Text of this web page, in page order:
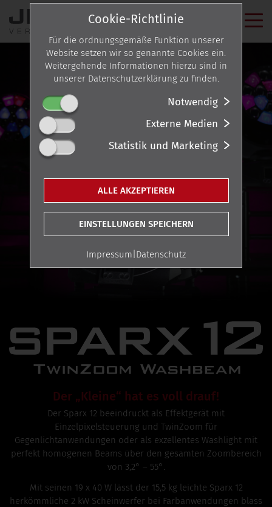
Der „Kleine“ hat es voll drauf!
Der Sparx 12 beeindruckt als Effektgerät mit
Einzelpixelsteuerung und TwinZoom für
Gegenlichtanwendungen oder als exzellentes Washlight mit
perfekt homogenen Beams über den gesamten Zoombereich
von 3,2° – 55°.
Mit seinen 19 x 40 W lässt der 15,5 kg leichte Sparx 12
herkömmliche 2 kW Scheinwerfer bei Farbanwendungen blass
Cookie-Richtlinie
Für die ordnungsgemäße Funktion unserer
Website setzen wir so genannte Cookies ein.
Weitergehende Informationen hierzu sind in
unserer Datenschutzerklärung zu finden.
Notwendig
Externe Medien
Statistik und Marketing
ALLE AKZEPTIEREN
EINSTELLUNGEN SPEICHERN
Impressum Datenschutz